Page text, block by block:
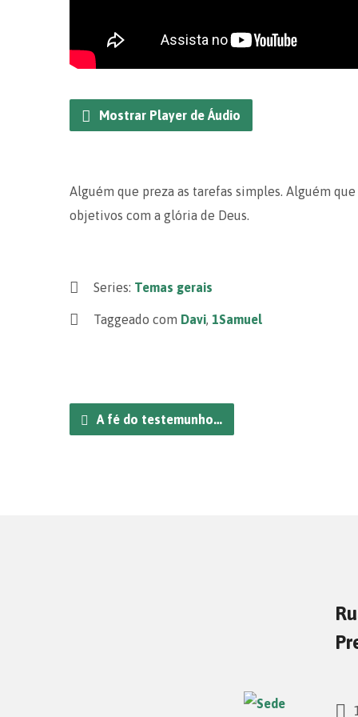
Mostrar Player de Áudio
Alguém que preza as tarefas simples. Alguém
objetivos com a glória de Deus.
Series: Temas gerais
Taggeado com Davi, 1Samuel
A fé do testemunho…